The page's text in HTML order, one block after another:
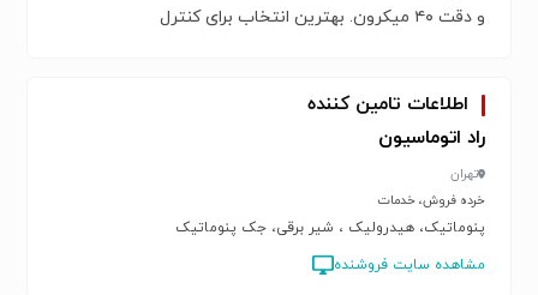
و دقت ۴۰ میکرون. بهترین انتخاب برای کنترل
اطلاعات تامین کننده
راد اتوماسیون
تهران
خرده فروش، خدمات
پنوماتیک، هیدرولیک ، شیر برقی، جک پنوماتیک
مشاهده سایت فروشنده